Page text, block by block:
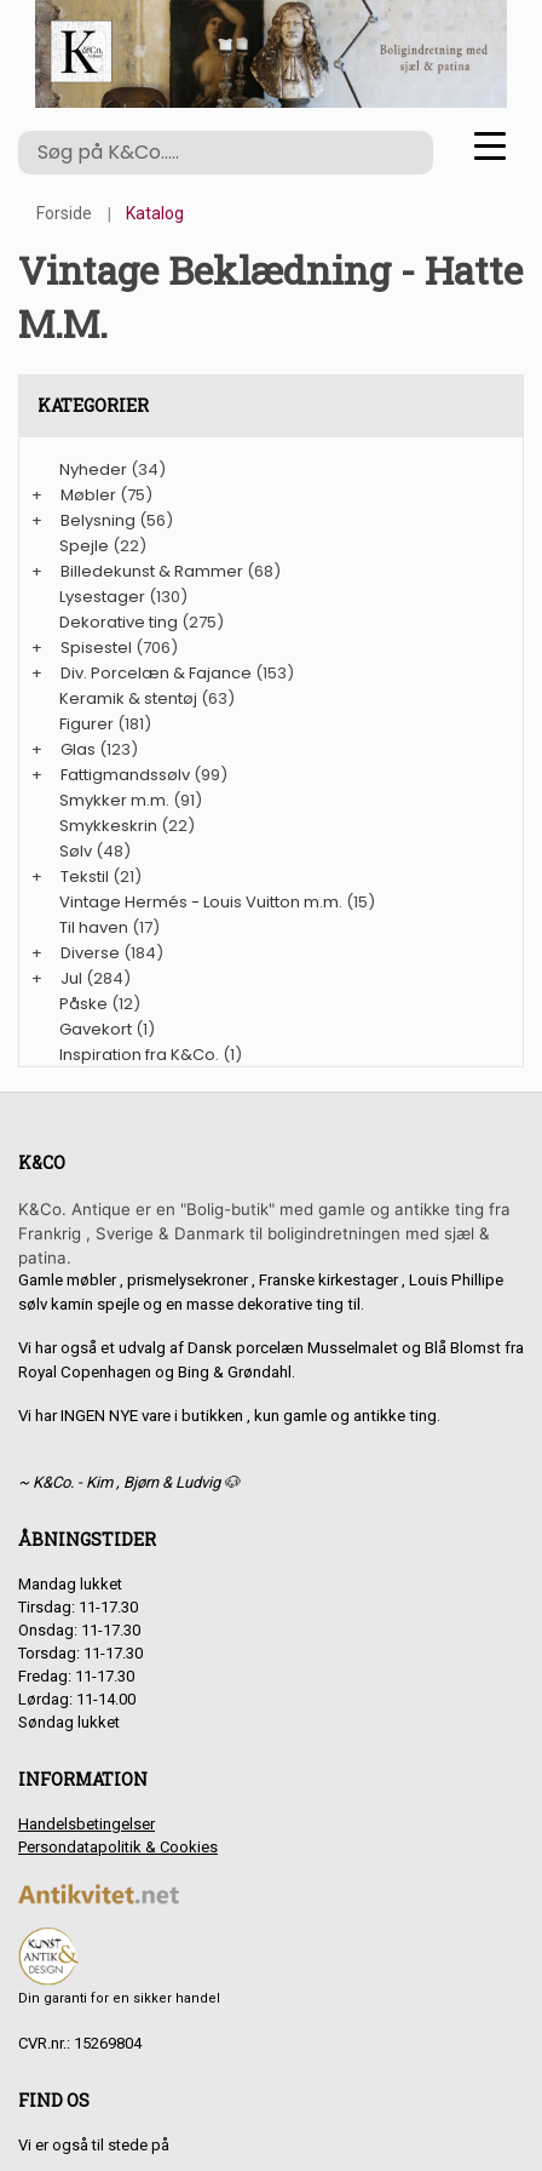
Forside Katalog
Vintage Beklædning - Hatte
M.m.
KATEGORIER
Nyheder (34)
+
Møbler (75)
+
Belysning (56)
Spejle (22)
+
Billedekunst & Rammer (68)
Lysestager (130)
Dekorative ting (275)
+
Spisestel (706)
+
Div. Porcelæn & Fajance (153)
Keramik & stentøj (63)
Figurer (181)
+
Glas (123)
+
Fattigmandssølv (99)
Smykker m.m. (91)
Smykkeskrin (22)
Sølv (48)
+
Tekstil (21)
Vintage Hermés - Louis Vuitton m.m. (15)
Til haven (17)
+
Diverse (184)
+
Jul (284)
Påske (12)
Gavekort (1)
Inspiration fra K&Co. (1)
K&CO
K&Co. Antique er en "Bolig-butik" med gamle og antikke ting fra
Frankrig , Sverige & Danmark til boligindretningen med sjæl &
patina.
Gamle møbler , prismelysekroner , Franske kirkestager , Louis Phillipe
sølv kamin spejle og en masse dekorative ting til.
Vi har også et udvalg af Dansk porcelæn Musselmalet og Blå Blomst fra
Royal Copenhagen og Bing & Grøndahl.
Vi har INGEN NYE vare i butikken , kun gamle og antikke ting.
~ K&Co. - Kim , Bjørn & Ludvig 🐶
ÅBNINGSTIDER
Mandag lukket
Tirsdag: 11-17.30
Onsdag: 11-17.30
Torsdag: 11-17.30
Fredag: 11-17.30
Lørdag: 11-14.00
Søndag lukket
INFORMATION
Handelsbetingelser
Persondatapolitik & Cookies
Din garanti for en sikker handel
CVR.nr.: 15269804
FIND OS
Vi er også til stede på